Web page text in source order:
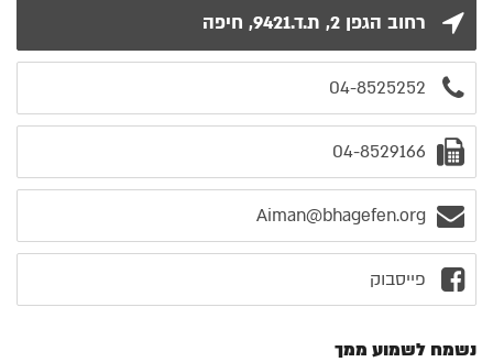
רחוב הגפן 2, ת.ד.9421, חיפה
04-8525252
04-8529166
Aiman@bhagefen.org
פייסבוק
נשמח לשמוע ממך